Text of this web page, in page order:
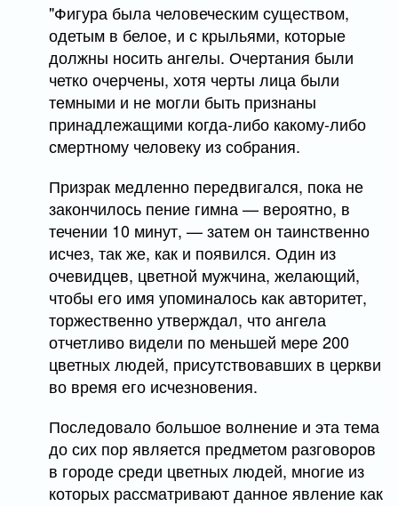
"Фигура была человеческим существом,
одетым в белое, и с крыльями, которые
должны носить ангелы. Очертания были
четко очерчены, хотя черты лица были
темными и не могли быть признаны
принадлежащими когда-либо какому-либо
смертному человеку из собрания.
Призрак медленно передвигался, пока не
закончилось пение гимна — вероятно, в
течении 10 минут, — затем он таинственно
исчез, так же, как и появился. Один из
очевидцев, цветной мужчина, желающий,
чтобы его имя упоминалось как авторитет,
торжественно утверждал, что ангела
отчетливо видели по меньшей мере 200
цветных людей, присутствовавших в церкви
во время его исчезновения.
Последовало большое волнение и эта тема
до сих пор является предметом разговоров
в городе среди цветных людей, многие из
которых рассматривают данное явление как